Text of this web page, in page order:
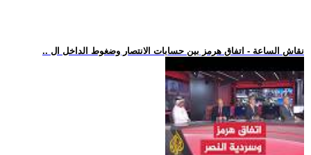
.. نقاش الساعة - اتفاق هرمز بين حسابات الانتصار وضغوط الداخل ال